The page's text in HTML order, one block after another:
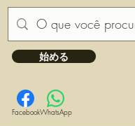
始める
FacebookWhatsApp